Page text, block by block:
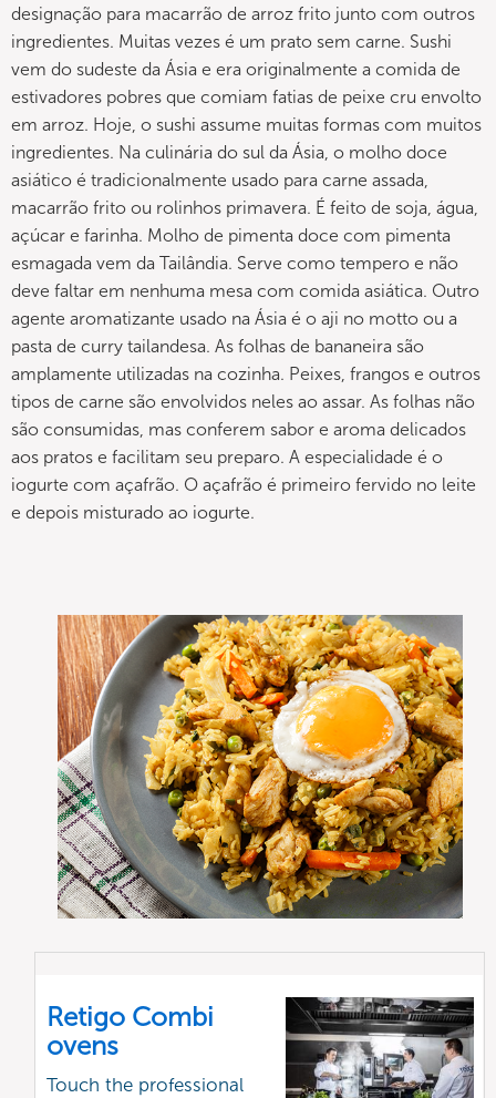
designação para macarrão de arroz frito junto com outros
ingredientes. Muitas vezes é um prato sem carne. Sushi
vem do sudeste da Ásia e era originalmente a comida de
estivadores pobres que comiam fatias de peixe cru envolto
em arroz. Hoje, o sushi assume muitas formas com muitos
ingredientes. Na culinária do sul da Ásia, o molho doce
asiático é tradicionalmente usado para carne assada,
macarrão frito ou rolinhos primavera. É feito de soja, água,
açúcar e farinha. Molho de pimenta doce com pimenta
esmagada vem da Tailândia. Serve como tempero e não
deve faltar em nenhuma mesa com comida asiática. Outro
agente aromatizante usado na Ásia é o aji no motto ou a
pasta de curry tailandesa. As folhas de bananeira são
amplamente utilizadas na cozinha. Peixes, frangos e outros
tipos de carne são envolvidos neles ao assar. As folhas não
são consumidas, mas conferem sabor e aroma delicados
aos pratos e facilitam seu preparo. A especialidade é o
iogurte com açafrão. O açafrão é primeiro fervido no leite
e depois misturado ao iogurte.
Retigo Combi
ovens
Touch the professional